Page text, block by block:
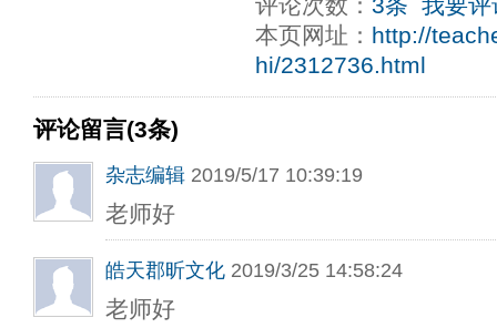
本页网址： http://
hi/2312736.html
评论留言(3条)
杂志编辑 2019/5/17 10:39:19
老师好
皓天郡昕文化 2019/3/25 14:58:24
老师好